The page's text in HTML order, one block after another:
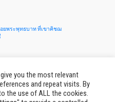
ยพระพุทธบาท ที่เขาคิชฌ
you the most relevant
and repeat visits. By
the use of ALL the cookies.